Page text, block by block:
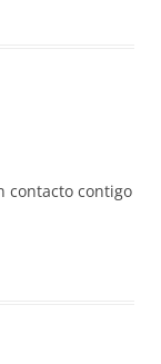
contacto contigo